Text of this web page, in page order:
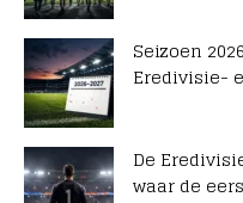
Seizoen
Eredivisie-
De
waar de